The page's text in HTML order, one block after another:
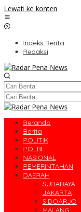
Lewati ke konten
Indeks Berita
Redaksi
Beranda
Berita
POLITIK
POLRI
NASIONAL
PEMERINTAHAN
DAERAH
SURABAYA
JAKARTA
SIDOARJO
MALANG